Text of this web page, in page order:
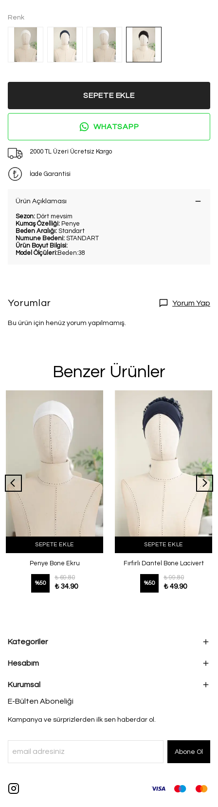
Renk
SEPETE EKLE
WHATSAPP
2000 TL Üzeri Ücretsiz Kargo
İade Garantisi
Ürün Açıklaması
Sezon: Dört mevsim
Kumaş Özelliği: Penye
Beden Aralığı: Standart
Numune Bedeni: STANDART
Ürün Boyut Bilgisi:
Model Ölçüleri:Beden:38
Yorumlar Yorum Yap
Bu ürün için henüz yorum yapılmamış.
Benzer Ürünler
SEPETE EKLE
Penye Bone Ekru
%50
₺ 69.80
₺ 34.90
SEPETE EKLE
Fırfırlı Dantel Bone Lacivert
%50
₺ 99.80
₺ 49.90
Kategoriler
Hesabım
Kurumsal
E-Bülten Aboneliği
Kampanya ve sürprizlerden ilk sen haberdar ol.
Abone Ol